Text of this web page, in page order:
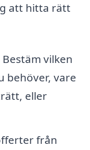
att hitta rätt
Bestäm vilken
behöver, vare
eller
från